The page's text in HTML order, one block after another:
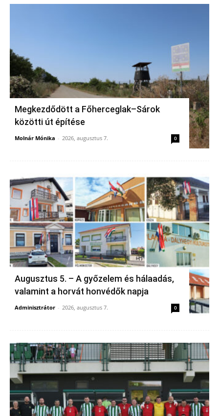
Megkezdődött a Főherceglak–Sárok
közötti út építése
Molnár Mónika - 2026, augusztus 7. 0
Augusztus 5. – A győzelem és hálaadás,
valamint a horvát honvédők napja
Adminisztrátor - 2026, augusztus 7. 0